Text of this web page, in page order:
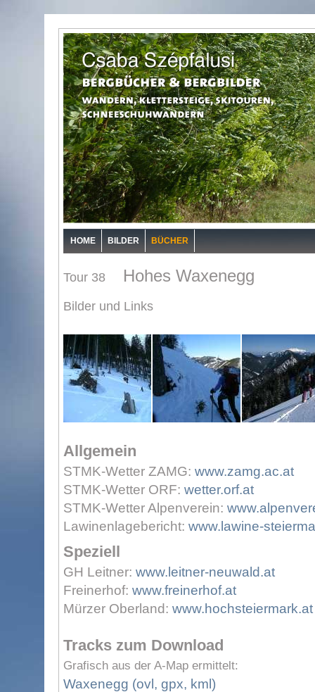
HOME BILDER BÜCHER
Tour 38 Hohes Waxenegg
Bilder und Links
Allgemein
STMK-Wetter ZAMG: www.zamg.ac.at
STMK-Wetter ORF: wetter.orf.at
STMK-Wetter Alpenverein:
Lawinenlagebericht: www.lawine-
Speziell
GH Leitner: www.leitner-neuwald.at
Freinerhof: www.freinerhof.at
Mürzer Oberland: www.hochsteiermark.at
Tracks zum Download
Grafisch aus der A-Map ermittelt:
Waxenegg (ovl, gpx, kml)